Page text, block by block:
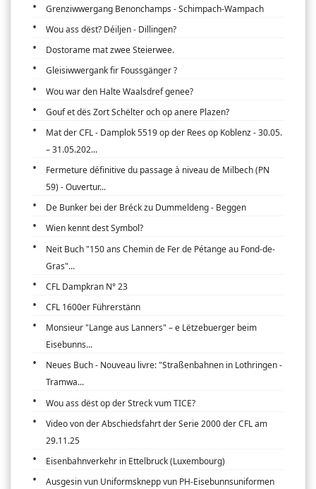
Grenziwwergang Benonchamps - Schimpach-Wampach
Wou ass dëst? Déiljen - Dillingen?
Dostorame mat zwee Steierwee.
Gleisiwwergank fir Foussgänger ?
Wou war den Halte Waalsdref genee?
Gouf et dës Zort Schëlter och op anere Plazen?
Mat der CFL - Damplok 5519 op der Rees op Koblenz - 30.05.
– 31.05.202...
Fermeture définitive du passage à niveau de Milbech (PN
59) - Ouvertur...
De Bunker bei der Bréck zu Dummeldeng - Beggen
Wien kennt dest Symbol?
Neit Buch "150 ans Chemin de Fer de Pétange au Fond-de-
Gras"...
CFL Dampkran N° 23
CFL 1600er Führerstänn
Monsieur "Lange aus Lanners" – e Lëtzebuerger beim
Eisebunns...
Neues Buch - Nouveau livre: "Straßenbahnen in Lothringen -
Tramwa...
Wou ass dëst op der Streck vum TICE?
Video von der Abschiedsfahrt der Serie 2000 der CFL am
29.11.25
Eisenbahnverkehr in Ettelbruck (Luxembourg)
Ausgesin vun Uniformsknepp vun PH-Eisebunnsuniformen